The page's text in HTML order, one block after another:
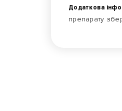
Додаткова
препарату